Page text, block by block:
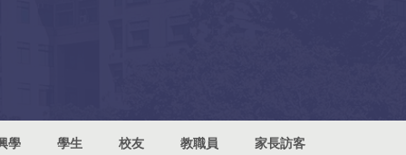
學 學生 校友 教職員 家長訪客